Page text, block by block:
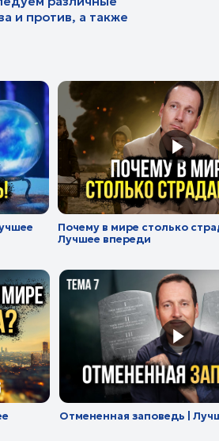
Почему в мире столько страданий? |
Лучшее впереди
Отмененная заповедь | Лучшее впереди